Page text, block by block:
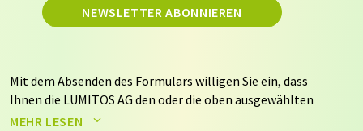
NEWSLETTER ABONNIEREN
Mit dem Absenden des Formulars willigen Sie ein, dass
Ihnen die LUMITOS AG den oder die oben ausgewählten
Newsletter per E-Mail zusendet. Ihre Daten werden
MEHR LESEN